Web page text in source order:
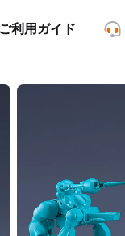
利用ガイド